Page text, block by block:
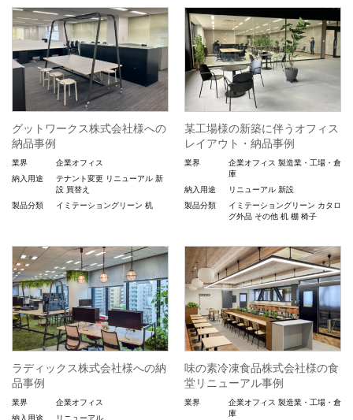
グットワークス株式会社様への
納品事例
業界
企業オフィス
納入用途
テナント変更 リニューアル 新
設 買替え
製品分類
イミテーショングリーン 机
某工場様の新築に伴うオフィス
レイアウト・納品事例
業界 企業オフィス 製造業・工場・倉
庫
納入用途
リニューアル 新設
製品分類
イミテーショングリーン カタロ
グ外品 その他 机 棚 椅子
ラディックス株式会社様への納
品事例
業界
企業オフィス
納入用途
リニューアル
味の素冷凍食品株式会社様の食
堂リニューアル事例
業界 企業オフィス 製造業・工場・倉
庫